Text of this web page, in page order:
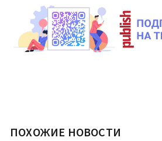
ПОХОЖИЕ НОВОСТИ